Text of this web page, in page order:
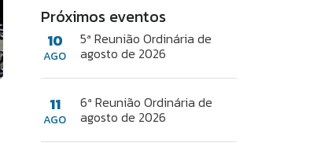
Próximos eventos
10
AGO
5ª Reunião Ordinária de
agosto de 2026
11
AGO
6ª Reunião Ordinária de
agosto de 2026